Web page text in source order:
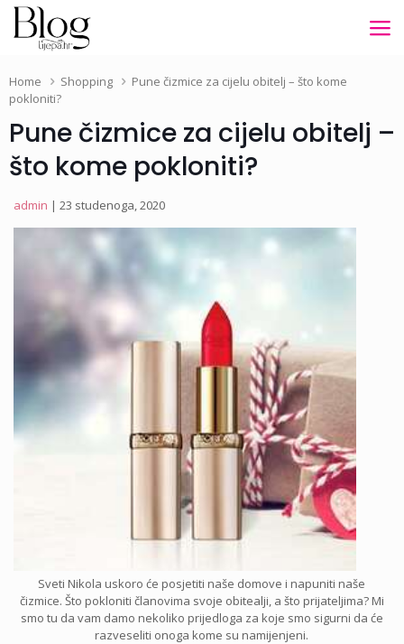
Home Shopping
Pune čizmice za cijelu obitelj – što kome
pokloniti?
Pune čizmice za cijelu obitelj –
što kome pokloniti?
admin | 23 studenoga, 2020
Sveti Nikola uskoro će posjetiti naše domove i napuniti naše
čizmice. Što pokloniti članovima svoje obitealji, a što prijateljima? Mi
smo tu da vam damo nekoliko prijedloga za koje smo sigurni da će
razveseliti onoga kome su namijenjeni.